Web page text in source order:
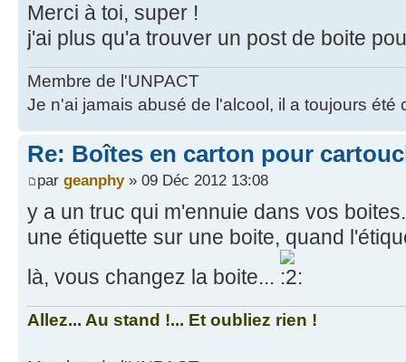
Merci à toi, super !
j'ai plus qu'a trouver un post de boite
Membre de l'UNPACT
Je n'ai jamais abusé de l'alcool, il a toujours été
Re: Boîtes en carton pour
par geanphy» 09 Déc 2012 13:08
y a un truc qui m'ennuie dans vos
une étiquette sur une boite, quand
là, vous changez la boite...
Allez... Au stand !... Et oubliez rien !